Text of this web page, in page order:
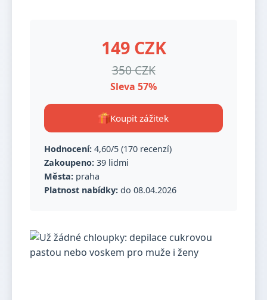
149 CZK
350 CZK
Sleva 57%
Koupit zážitek
Hodnocení: 4,60/5 (170 recenzí)
Zakoupeno: 39 lidmi
Města: praha
Platnost nabídky: do 08.04.2026